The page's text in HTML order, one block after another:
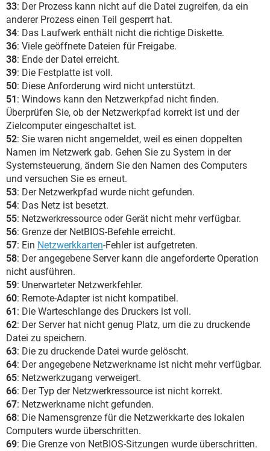
33: Der Prozess kann nicht auf die Datei zugreifen, da ein
anderer Prozess einen Teil gesperrt hat.
34: Das Laufwerk enthält nicht die richtige Diskette.
36: Viele geöffnete Dateien für Freigabe.
38: Ende der Datei erreicht.
39: Die Festplatte ist voll.
50: Diese Anforderung wird nicht unterstützt.
51: Windows kann den Netzwerkpfad nicht finden.
Überprüfen Sie, ob der Netzwerkpfad korrekt ist und der
Zielcomputer eingeschaltet ist.
52: Sie waren nicht angemeldet, weil es einen doppelten
Namen im Netzwerk gab. Gehen Sie zu System in der
Systemsteuerung, ändern Sie den Namen des Computers
und versuchen Sie es erneut.
53: Der Netzwerkpfad wurde nicht gefunden.
54: Das Netz ist besetzt.
55: Netzwerkressource oder Gerät nicht mehr verfügbar.
56: Grenze der NetBIOS-Befehle erreicht.
57: Ein Netzwerkkarten-Fehler ist aufgetreten.
58: Der angegebene Server kann die angeforderte Operation
nicht ausführen.
59: Unerwarteter Netzwerkfehler.
60: Remote-Adapter ist nicht kompatibel.
61: Die Warteschlange des Druckers ist voll.
62: Der Server hat nicht genug Platz, um die zu druckende
Datei zu speichern.
63: Die zu druckende Datei wurde gelöscht.
64: Der angegebene Netzwerkname ist nicht mehr verfügbar.
65: Netzwerkzugang verweigert.
66: Der Typ der Netzwerkressource ist nicht korrekt.
67: Netzwerkname nicht gefunden.
68: Die Namensgrenze für die Netzwerkkarte des lokalen
Computers wurde überschritten.
69: Die Grenze von NetBIOS-Sitzungen wurde überschritten.